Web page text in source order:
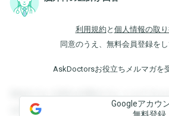
利用規約 と 個人情報の取
同意のうえ、無料会員登録を
AskDoctorsお役立ちメルマガを
登録すると回答を閲覧することができ
を閲覧することができます。登録する
Googleアカウ
無料登録